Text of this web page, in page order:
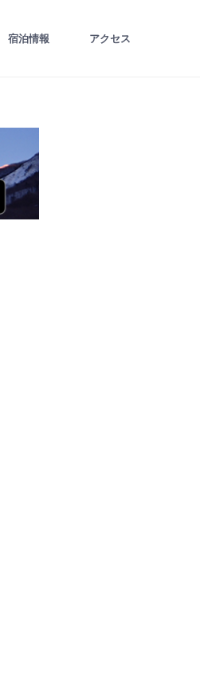
宿泊情報 アクセス